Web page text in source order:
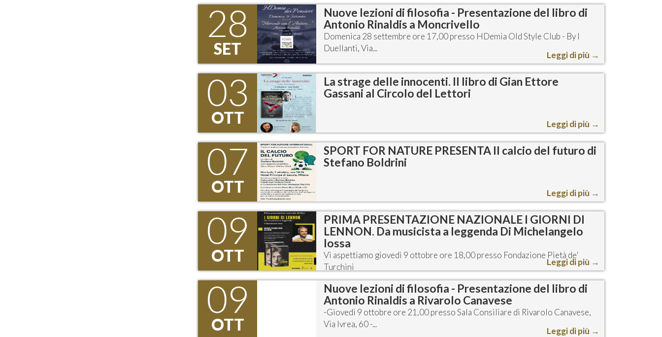
28
SET
Nuove lezioni di filosofia - Presentazione del libro di
Antonio Rinaldis a Moncrivello
Domenica 28 settembre ore 17,00 presso HDemia Old Style Club - By I
Duellanti, Via...
Leggi di più →
03
OTT
La strage delle innocenti. Il libro di Gian Ettore
Gassani al Circolo del Lettori
Leggi di più →
07
OTT
SPORT FOR NATURE PRESENTA Il calcio del futuro di
Stefano Boldrini
Leggi di più →
09
OTT
PRIMA PRESENTAZIONE NAZIONALE I GIORNI DI
LENNON. Da musicista a leggenda Di Michelangelo
Iossa
Vi aspettiamo giovedì 9 ottobre ore 18,00 presso Fondazione Pietà de'
Turchini
Leggi di più →
09
OTT
Nuove lezioni di filosofia - Presentazione del libro di
Antonio Rinaldis a Rivarolo Canavese
-Giovedì 9 ottobre ore 21,00 presso Sala Consiliare di Rivarolo Canavese,
Via Ivrea, 60 -...
Leggi di più →